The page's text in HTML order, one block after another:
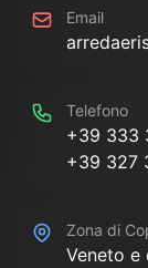
Email
Telefono
+39 333
+39 327
Zona di
Veneto e